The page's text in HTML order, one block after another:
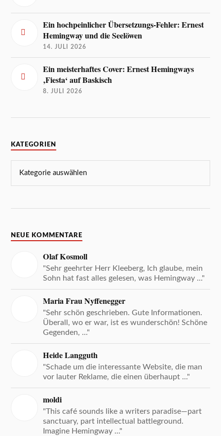
Ein hochpeinlicher Übersetzungs-Fehler: Ernest
Hemingway und die Seelöwen
14. JULI 2026
Ein meisterhaftes Cover: Ernest Hemingways
‚Fiesta‘ auf Baskisch
8. JULI 2026
KATEGORIEN
NEUE KOMMENTARE
Olaf Kosmoll
"Sehr geehrter Herr Kleeberg, Ich glaube, mein
Sohn hat fast alles gelesen, was Hemingway ..."
Maria Frau Nyffenegger
"Sehr schön geschrieben. Gute Informationen.
Überall, wo er war, ist es wunderschön! Schöne
Gegenden, ..."
Heide Langguth
"Schade um die interessante Website, die man
vor lauter Reklame, die einen überhaupt ..."
moldi
"This café sounds like a writers paradise—part
sanctuary, part intellectual battleground.
Imagine Hemingway ..."